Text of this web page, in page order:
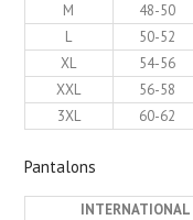
M
48-50
L
50-52
XL
54-56
XXL
56-58
3XL
60-62
Pantalons
INTERNATIONAL